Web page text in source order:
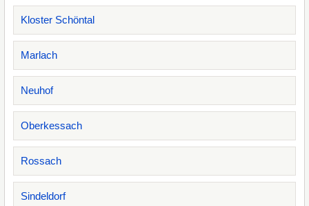
Kloster Schöntal
Marlach
Neuhof
Oberkessach
Rossach
Sindeldorf